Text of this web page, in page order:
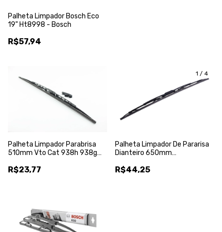
Palheta Limpador Bosch Eco
19" Ht8998 - Bosch
R$57,94
Palheta Limpador Parabrisa
510mm Vto Cat 938h 938g
R$23,77
1 / 4
Palheta Limpador De Pararisa
Dianteiro 650mm
R$44,25